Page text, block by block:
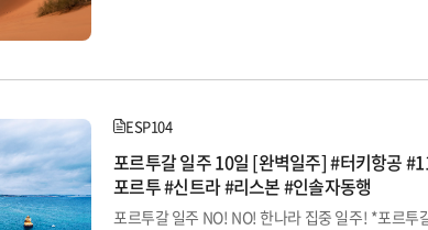
ESP104
포르투갈 일주 10일 [완벽일주] #터키항공
포르투 #신트라 #리스본 #인솔자동행